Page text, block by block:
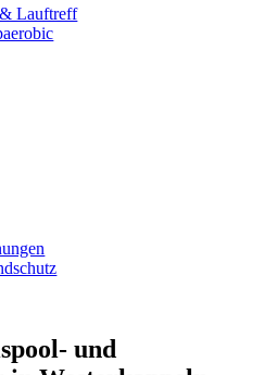
& Lauftreff
und